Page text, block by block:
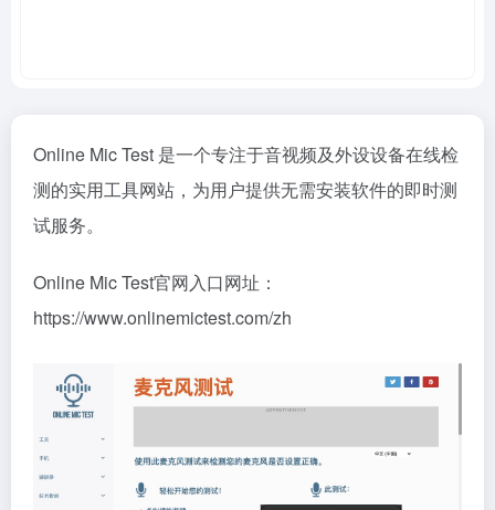
Online Mic Test 是一个专注于音视频及外设设备在线检
测的实用工具网站，为用户提供无需安装软件的即时测
试服务。
Online Mic Test官网入口网址：
https://www.onlinemictest.com/zh